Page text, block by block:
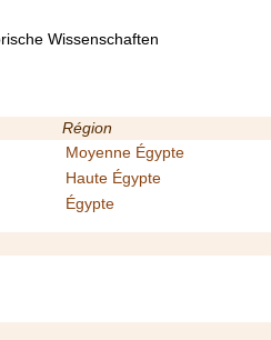
Wissenschaften
Région
Moyenne Égypte
Haute Égypte
Égypte